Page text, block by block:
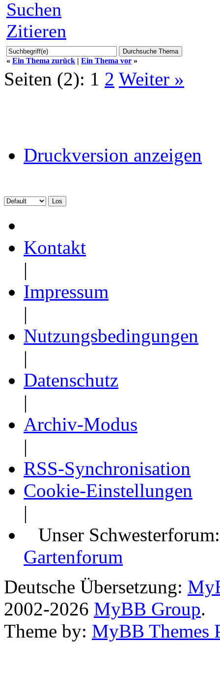
Suchen
Zitieren
« Ein Thema zurück | Ein Thema vor »
Seiten (2): 1 2 Weiter »
Druckversion anzeigen
Kontakt
|
Impressum
|
Nutzungsbedingungen
|
Datenschutz
|
Archiv-Modus
|
RSS-Synchronisation
Cookie-Einstellungen
|
Unser
Gartenforum
Deutsche Übersetzung:
2002-2026 MyBB Group.
Theme by: MyBB Themes